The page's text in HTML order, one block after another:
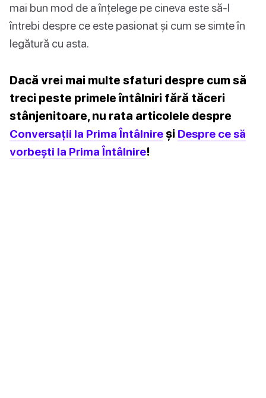
mai bun mod de a înțelege pe cineva este să-l
întrebi despre ce este pasionat și cum se simte în
legătură cu asta.
Dacă vrei mai multe sfaturi despre cum să
treci peste primele întâlniri fără tăceri
stânjenitoare, nu rata articolele despre
Conversații la Prima Întâlnire și Despre ce să
vorbești la Prima Întâlnire!